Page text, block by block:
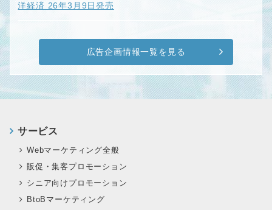
洋経済 26年3月9日発売
広告企画情報一覧を見る
サービス
Webマーケティング全般
販促・集客プロモーション
シニア向けプロモーション
BtoBマーケティング